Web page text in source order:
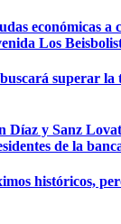
económicas a
Los
superar la
Díaz y Sanz
de la
históricos,